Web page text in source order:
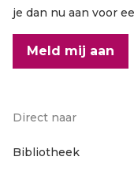
je dan nu aan voor
Meld mij aan
Direct naar
Bibliotheek